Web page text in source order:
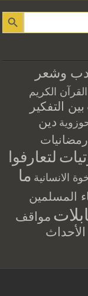
أدب وشعر
القرآن الكريم
بين التفكير
دين
رمضانيات
لتعارفوا
الانسانية ما
المسلمين
مواقف